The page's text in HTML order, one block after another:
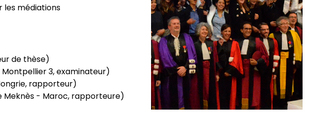
les médiations
de thèse)
3, examinateur)
rapporteur)
Meknès - Maroc, rapporteure)